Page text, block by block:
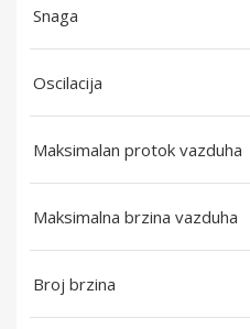
Snaga
Oscilacija
Maksimalan protok vazduha
Maksimalna brzina vazduha
Broj brzina